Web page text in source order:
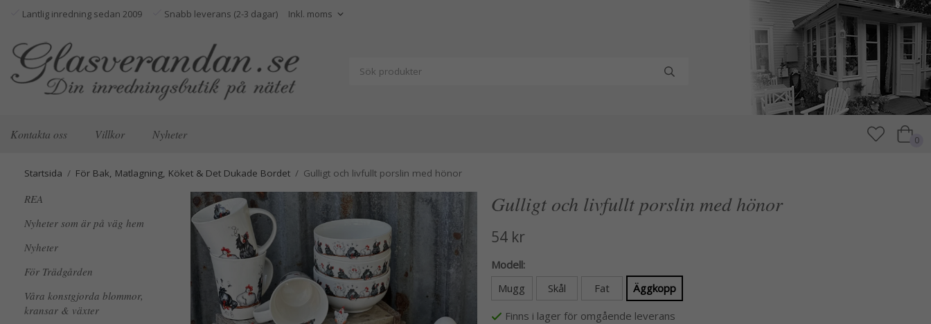
Lantlig inredning sedan 2009 Snabb leverans (2-3 dagar)
Kontakta oss Villkor Nyheter 0
Startsida / För Bak, Matlagning, Köket & Det Dukade Bordet / Gulligt och livfullt porslin med hönor
REA
Nyheter som är på väg hem
Nyheter
För Trädgården
Våra konstgjorda blommor,
kransar & växter
Gulligt och livfullt porslin med hönor
54 kr
Modell:
Mugg
Skål Fat Äggkopp
Finns i lager för omgående leverans